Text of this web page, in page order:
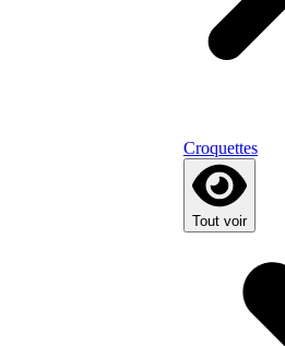
Croquettes
Tout voir